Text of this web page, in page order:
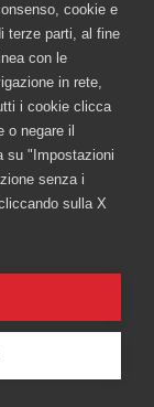
Via Resegone
Fiscale e P.IVA
Companies no.
- Capital
in.
cookie e
terze parti, al fine
con le
in rete,
i cookie clicca
o negare il
su "Impostazioni
senza i
sulla X